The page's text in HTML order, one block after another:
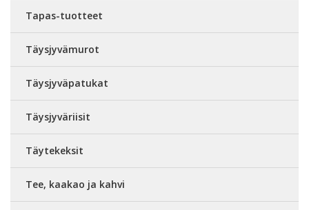
Tapas-tuotteet
Täysjyvämurot
Täysjyväpatukat
Täysjyväriisit
Täytekeksit
Tee, kaakao ja kahvi